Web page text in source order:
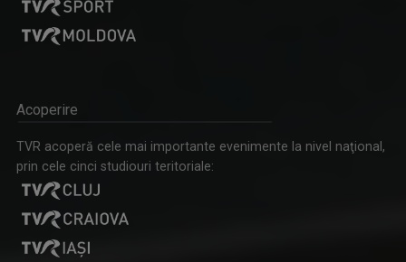
Acoperire
TVR acoperă cele mai importante evenimente la nivel naţional,
prin cele cinci studiouri teritoriale: